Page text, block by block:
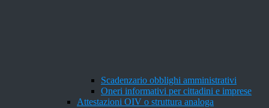
Scadenzario obblighi amministrativi
Oneri informativi per cittadini e imprese
Attestazioni OIV o struttura analoga